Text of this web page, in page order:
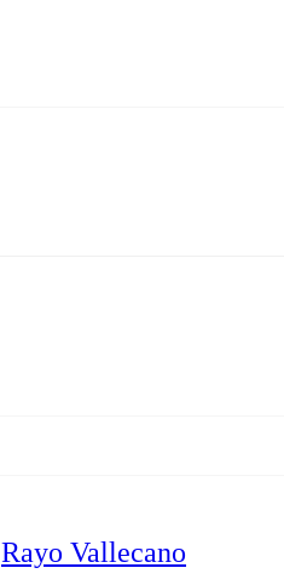
Rayo Vallecano